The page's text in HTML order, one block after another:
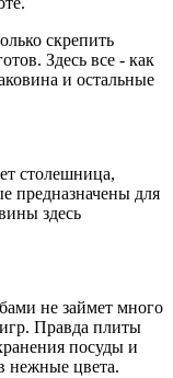
скрепить
Здесь все - как
и остальные
столешница,
предназначены для
здесь
не займет много
Правда плиты
посуды и
нежные цвета.